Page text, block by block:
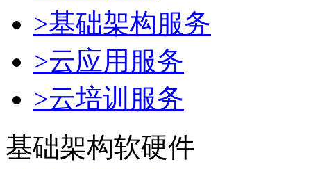
>基础架构服务
>云应用服务
>云培训服务
基础架构软硬件